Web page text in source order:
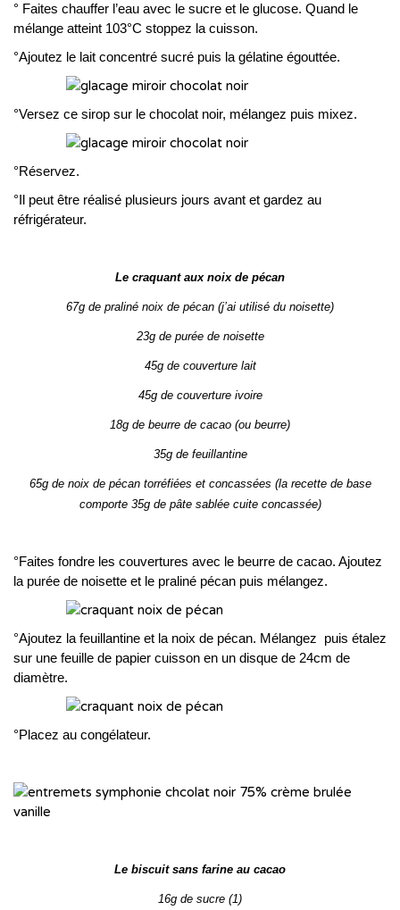
° Faites chauffer l’eau avec le sucre et le glucose. Quand le
mélange atteint 103°C stoppez la cuisson.
°Ajoutez le lait concentré sucré puis la gélatine égouttée.
°Versez ce sirop sur le chocolat noir, mélangez puis mixez.
°Réservez.
°Il peut être réalisé plusieurs jours avant et gardez au
réfrigérateur.
Le craquant aux noix de pécan
67g de praliné noix de pécan (j’ai utilisé du noisette)
23g de purée de noisette
45g de couverture lait
45g de couverture ivoire
18g de beurre de cacao (ou beurre)
35g de feuillantine
65g de noix de pécan torréfiées et concassées (la recette de base
comporte 35g de pâte sablée cuite concassée)
°Faites fondre les couvertures avec le beurre de cacao. Ajoutez
la purée de noisette et le praliné pécan puis mélangez.
°Ajoutez la feuillantine et la noix de pécan. Mélangez puis étalez
sur une feuille de papier cuisson en un disque de 24cm de
diamètre.
°Placez au congélateur.
Le biscuit sans farine au cacao
16g de sucre (1)